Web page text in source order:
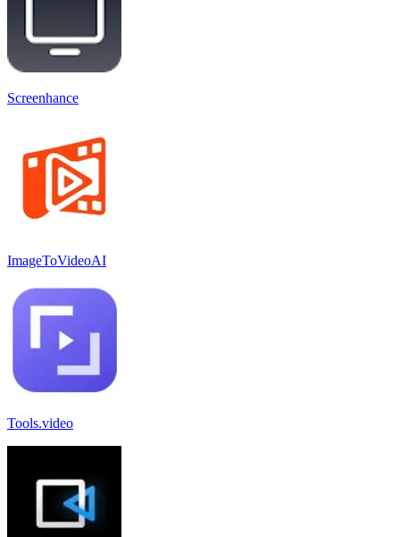
Screenhance
ImageToVideoAI
Tools.video